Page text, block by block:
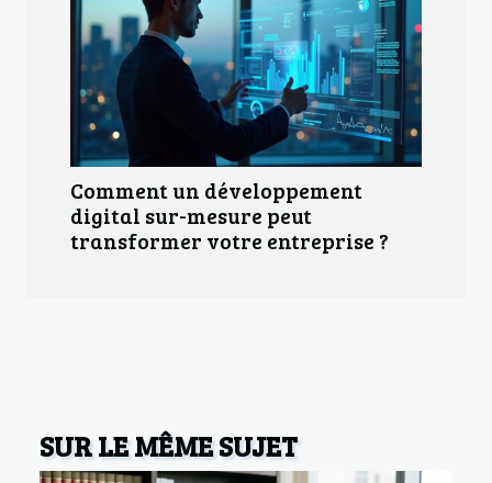
Comment un développement
digital sur-mesure peut
transformer votre entreprise ?
SUR LE MÊME SUJET